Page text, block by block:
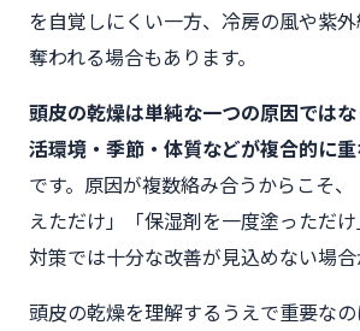
を自覚しにくい一方、冷房の風や紫
奪われる場合もあります。
頭皮の乾燥は単純な一つの原因では
活環境・季節・体質などが複合的に
です。原因が複数絡み合うからこそ
えただけ」「保湿剤を一度塗っただ
対策では十分な改善が見込めない場合
頭皮の乾燥を理解するうえで重要な